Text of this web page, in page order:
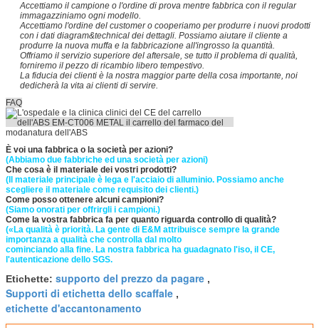
Accettiamo il campione o l'ordine di prova mentre fabbrica con il regular
immagazziniamo ogni modello.
Accettiamo l'ordine del customer o cooperiamo per produrre i nuovi prodotti
con i dati diagram&technical dei dettagli. Possiamo aiutare il cliente a
produrre la nuova muffa e la fabbricazione all'ingrosso la quantità.
Offriamo il servizio superiore del aftersale, se tutto il problema di qualità,
forniremo il pezzo di ricambio libero tempestivo.
La fiducia dei clienti è la nostra maggior parte della cosa importante, noi
dedicherà la vita ai clienti di servire.
FAQ
È voi una fabbrica o la società per azioni?
(Abbiamo due fabbriche ed una società per azioni)
Che cosa è il materiale dei vostri prodotti?
(Il materiale principale è lega e l'acciaio di alluminio. Possiamo anche
scegliere il materiale come requisito dei clienti.)
Come posso ottenere alcuni campioni?
(Siamo onorati per offrirgli i campioni.)
Come la vostra fabbrica fa per quanto riguarda controllo di qualità?
(«La qualità è priorità. La gente di E&M attribuisce sempre la grande
importanza a qualità che controlla dal molto
cominciando alla fine. La nostra fabbrica ha guadagnato l'iso, il CE,
l'autenticazione dello SGS.
Etichette: supporto del prezzo da pagare ,
Supporti di etichetta dello scaffale ,
etichette d'accantonamento